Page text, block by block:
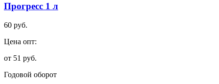
Прогресс 1 л
60 руб.
Цена опт:
от 51 руб.
Годовой оборот